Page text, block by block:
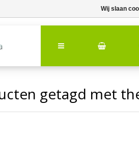
getagd met
Wij slaan